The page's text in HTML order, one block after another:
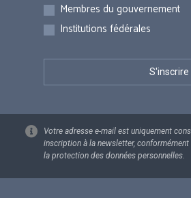
Membres du gouvernement
Institutions fédérales
Votre adresse e-mail est uniquement
inscription à la newsletter, conformément
la protection des données personnelles.